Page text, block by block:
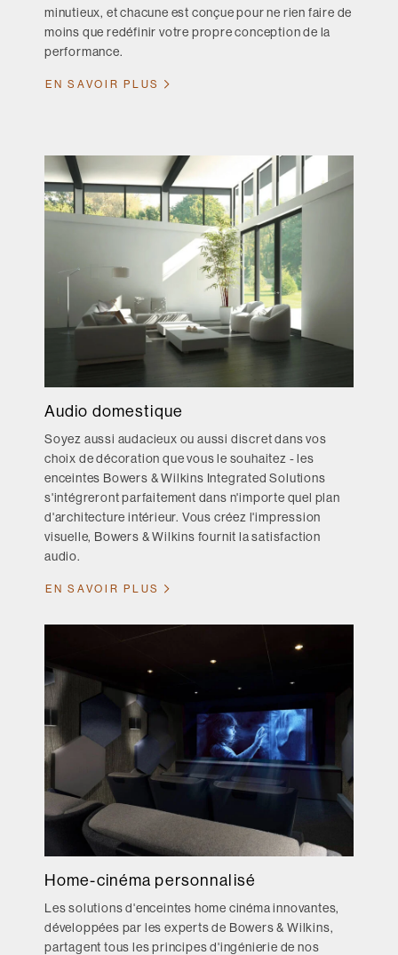
minutieux, et chacune est conçue pour ne rien faire de
moins que redéfinir votre propre conception de la
performance.
EN SAVOIR PLUS
Audio domestique
Soyez aussi audacieux ou aussi discret dans vos
choix de décoration que vous le souhaitez - les
enceintes Bowers & Wilkins Integrated Solutions
s'intégreront parfaitement dans n'importe quel plan
d'architecture intérieur. Vous créez l'impression
visuelle, Bowers & Wilkins fournit la satisfaction
audio.
EN SAVOIR PLUS
Home-cinéma personnalisé
Les solutions d'enceintes home cinéma innovantes,
développées par les experts de Bowers & Wilkins,
partagent tous les principes d'ingénierie de nos